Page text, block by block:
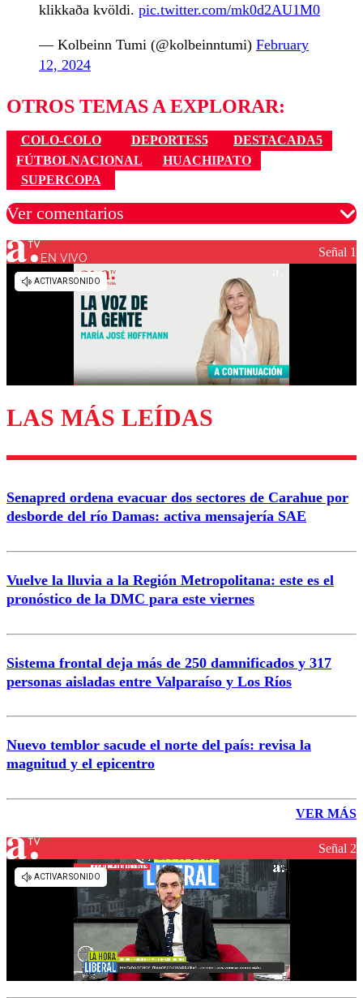
klikkaða kvöldi. pic.twitter.com/mk0d2AU1M0
— Kolbeinn Tumi (@kolbeinntumi) February
12, 2024
OTROS TEMAS A EXPLORAR:
COLO-COLO DEPORTES5
DESTACADA5
FÚTBOLNACIONAL
HUACHIPATO
SUPERCOPA
Ver comentarios
Los comentarios son moderados para garantizar un
diálogo respetuoso.
Enviar comentario
EN VIVO Señal 1
LAS MÁS LEÍDAS
Senapred ordena evacuar dos sectores de Carahue por
desborde del río Damas: activa mensajería SAE
Vuelve la lluvia a la Región Metropolitana: este es el
pronóstico de la DMC para este viernes
Sistema frontal deja más de 250 damnificados y 317
personas aisladas entre Valparaíso y Los Ríos
Nuevo temblor sacude el norte del país: revisa la
magnitud y el epicentro
VER MÁS
Señal 2